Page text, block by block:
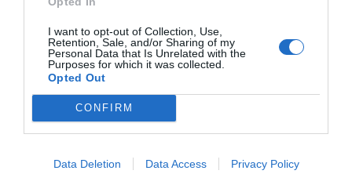
I want to opt-out of Collection, Use,
Retention, Sale, and/or Sharing of my
Personal Data that Is Unrelated with the
Purposes for which it was collected.
Opted Out
CONFIRM
Data Deletion Data Access Privacy Policy
Artículos anteriores
Opinión
Enormes minucias
por Eulogio López